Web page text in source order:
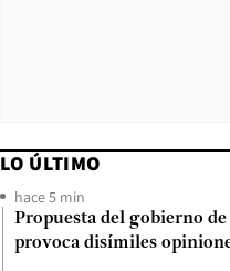
LO ÚLTIMO
hace 5 min
Propuesta del gobierno
provoca disímiles